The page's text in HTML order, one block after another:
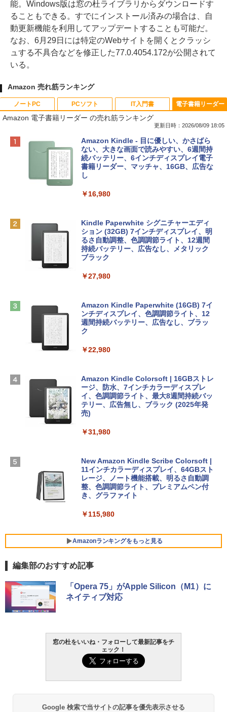
能。Windows版は窓の杜ライブラリからダウンロードす
ることもできる。すでにインストール済みの場合は、自
動更新機能を利用してアップデートすることも可能だ。
なお、6月29日には特定のWebサイトを開くとクラッシ
ュする不具合などを修正した77.0.4054.172が公開されて
いる。
Amazon 売れ筋ランキング
ノートPC
Apple 2026 MacBook Neo A18 Proチッ
プ搭載13インチノートブック：AIとAppl
e Intelligenceのために設計、Liquid Ret
inaディスプレイ、8GBユニファイドメモ
リ、256GB SSDストレージ、1080p Fac
tomtoc 360°保護 15.6 16インチ パソコ
ンケース Dell NEC Lavie ASUS HP dyna
book Lenovo対応
13インチノートブック：AIとApple Intell
igence、13.6インチLiquid Retinaディ
スプレイ、16GBユニファイドメモリ、1
TB SSDストレージ、12MPセンターフレ
D - ミッドナイト
【Amazon.co.jp限定】 HP ノートパソコ
ン 15-fd 15.6インチ 16GBメモリ 512GB
SSD インテル Core 5
￥129,800
FMV ノートパソコン WE1-K3 (MS 365 P
ersonal/Copilotキー搭載/Win 11/15.6型/
Core i5/16GB/SSD 512GB/ホワイト) FM
VWK3E15W_AZ
PCソフト
Robloxギフトカード - 800 Robux 【限
定バーチャルアイテムを含む】 【オンラ
インゲームコード】 ロブロックス | オン
ラインコード版
定バーチャルアイテムを含む】 【オンラ
インゲームコード】 ロブロックス |オン
ラインコード版
￥1,600
インゲームコード】 ロブロックス | オン
ラインコード版
￥3,200
ows11、10/mac対応|PC2台
￥39,582
ト): Java & Bedrock Edition | オンライ
￥3,600
IT入門書
生成AIパスポート公式テキスト 第４版
￥1,766
￥1,292
非エンジニア 初心者 素人 でも安心 使い
めのAIコーディング入門シリーズ
￥99
AIイラスト表現辞典: 思い通りの絵を引き
￥480
FM TOWNS ハイパー・カタログ: 本体ハ
ェクトリストと最新エミュレータ紹介
電子書籍リーダー
Amazon 電子書籍リーダー の売れ筋ランキング
更新日時：2026/08/09 18:05
Amazon Kindle - 目に優しい、かさばら
ない、大きな画面で読みやすい、6週間持
続バッテリー、6インチディスプレイ電子
書籍リーダー、マッチャ、16GB、広告な
し
￥16,980
Kindle Paperwhite シグニチャーエディ
ション (32GB) 7インチディスプレイ、明
るさ自動調整、色調調節ライト、12週間
持続バッテリー、広告なし、メタリック
ブラック
￥27,980
Amazon Kindle Paperwhite (16GB) 7イ
ンチディスプレイ、色調調節ライト、12
週間持続バッテリー、広告なし、ブラッ
ク
￥22,980
Amazon Kindle Colorsoft | 16GBストレ
ージ、防水、7インチカラーディスプレ
イ、色調調節ライト、最大8週間持続バッ
テリー、広告無し、ブラック (2025年発
売)
￥31,980
New Amazon Kindle Scribe Colorsoft |
11インチカラーディスプレイ、64GBスト
レージ、ノート機能搭載、明るさ自動調
整、色調調節ライト、プレミアムペン付
き、グラファイト
￥115,980
Amazonランキングをもっと見る
編集部のおすすめ記事
「Opera 75」がApple Silicon（M1）に
ネイティブ対応
窓の杜をいいね・フォローして最新記事をチ
ェック！
Google 検索で当サイトの記事を優先表示させる